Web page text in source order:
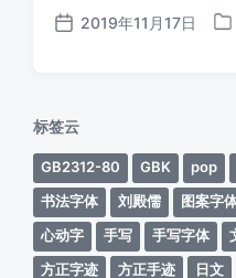
发
2019年11月17日
发
标签云
GB2312-80 GBK pop
书法字体
刘殿儒 图案字
心动字
手写 手写字体
方正字迹
方正手迹 日文